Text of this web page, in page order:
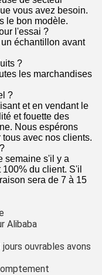
vous avez besoin.
le bon modèle.
l'essai ?
échantillon avant
?
les marchandises
?
et en vendant le
et fouette des
Nous espérons
avec nos clients.
semaine s'il y a
du client. S'il
sera de 7 à 15
Alibaba
ouvrables avons